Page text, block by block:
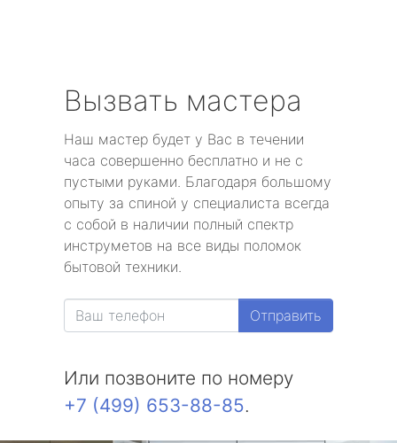
Вызвать мастера
Наш мастер будет у Вас в течении
часа совершенно бесплатно и не с
пустыми руками. Благодаря большому
опыту за спиной у специалиста всегда
с собой в наличии полный спектр
инструметов на все виды поломок
бытовой техники.
Отправить
Или позвоните по номеру
+7 (499) 653-88-85.